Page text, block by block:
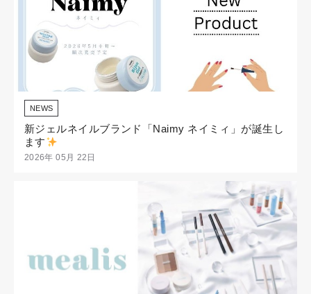
NEWS
新ジェルネイルブランド「Naimy ネイミィ」が誕生し
ます
2026年 05月 22日